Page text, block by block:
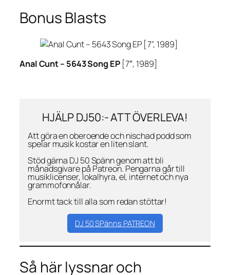
Bonus Blasts
Anal Cunt – 5643 Song EP[7″, 1989]
HJÄLP DJ50:- ATT ÖVERLEVA!
Att göra en oberoende och nischad podd som
spelar musik kostar en liten slant.
Stöd gärna DJ 50 Spänn genom att bli
månadsgivare på Patreon. Pengarna går till
musiklicenser, lokalhyra, el, internet och nya
grammofonnålar.
Enormt tack till alla som redan stöttar!
DJ 50 SPänns PATREON
Så här lyssnar och